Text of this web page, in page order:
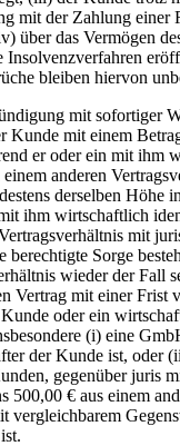
mit der Zahlung einer
über das Vermögen
Insolvenzverfahren
bleiben hiervon
mit sofortiger
Kunde mit einem
er oder ein mit ihm
anderen
derselben Höhe
ihm wirtschaftlich
mit
berechtigte Sorge
wieder der Fall
Vertrag mit einer Frist
oder ein
(i) eine
der Kunde ist, oder
gegenüber juris
500,00 € aus einem
vergleichbarem